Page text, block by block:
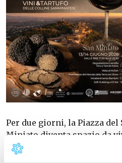
Per due giorni, la Piazza del
Miniato diventa spazio da
vendita di tartufo e vini